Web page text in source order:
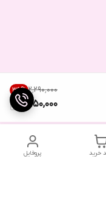
۲٬۲۹۰٬۰۰۰ 36%
1,450,000
پروفایل خرید